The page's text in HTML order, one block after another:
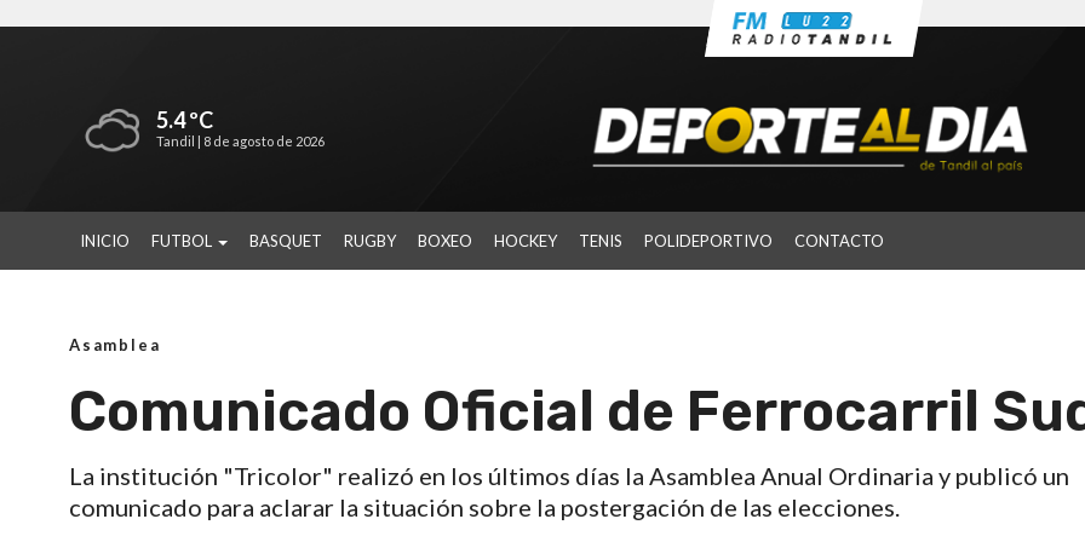
5.4 ºC
Tandil | 8 de agosto de 2026
INICIO FUTBOL BASQUET RUGBY BOXEO HOCKEY TENIS POLIDEPORTIVO CONTACTO
Asamblea
Comunicado Oficial de Ferrocarril
La institución "Tricolor" realizó en los últimos días la Asamblea Anual Ordinaria y publicó un
comunicado para aclarar la situación sobre la postergación de las elecciones.